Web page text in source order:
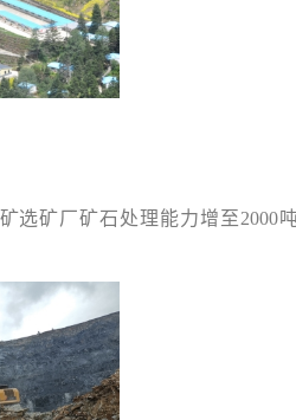
选矿厂矿石处理能力增至2000